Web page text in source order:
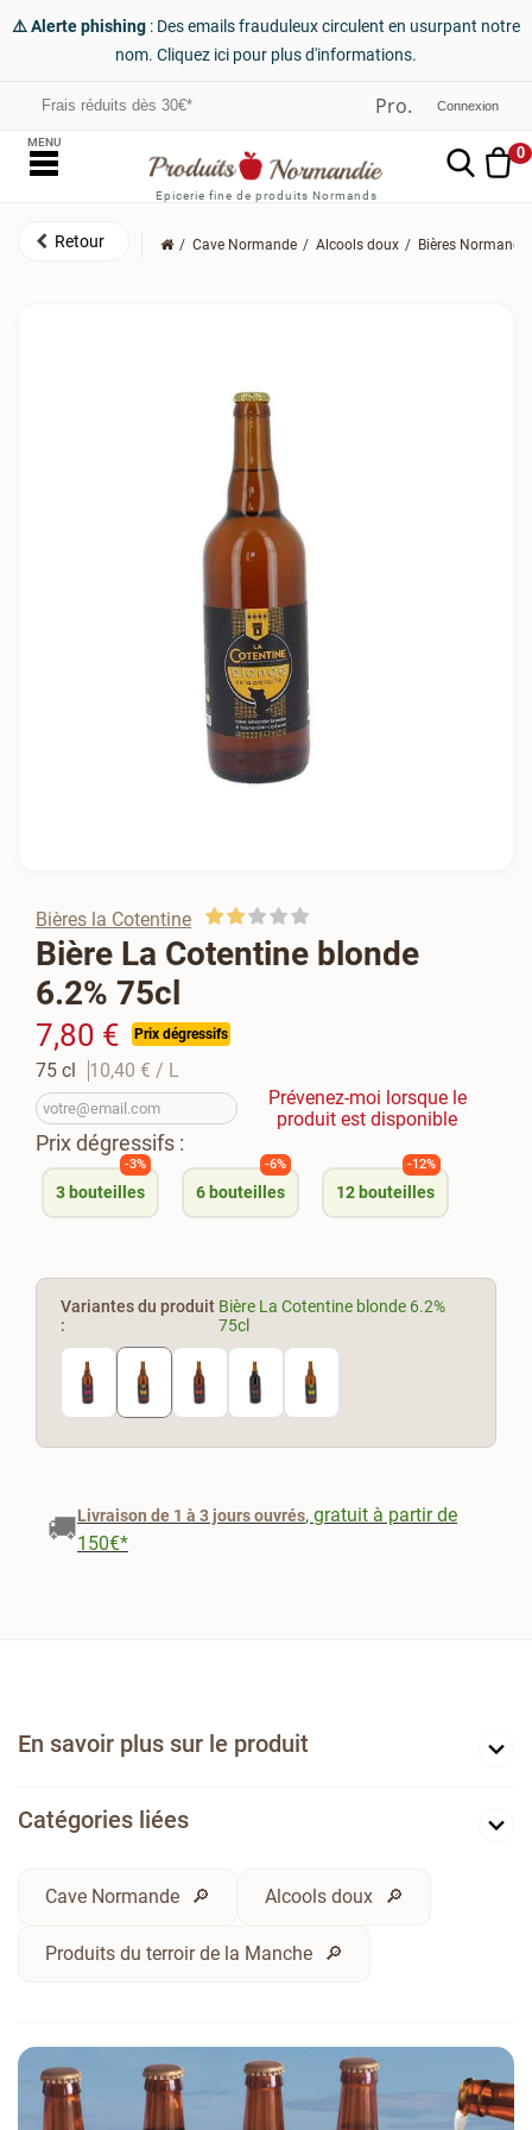
⚠️ Alerte phishing : Des emails frauduleux circulent en usurpant notre
nom. Cliquez ici pour plus d'informations.
Frais réduits dès 30€* Connexion
Epicerie fine de produits Normands
0
MENU
Cave Normande Alcools doux Bières
Bières la Cotentine
Bière La Cotentine blonde
6.2% 75cl
7,80 € Prix dégressifs
75 cl 10,40 € / L
Prévenez-moi lorsque le
produit est disponible
Prix dégressifs :
3 bouteilles
-3%
6 bouteilles
-6%
12 bouteilles
-12%
Variantes du produit
:
Bière La Cotentine blonde 6.2%
75cl
🚚Livraison de 1 à 3 jours ouvrés, gratuit à partir de
150€*
En savoir plus sur le produit
Catégories liées
Cave Normande Alcools doux
Produits du terroir de la Manche